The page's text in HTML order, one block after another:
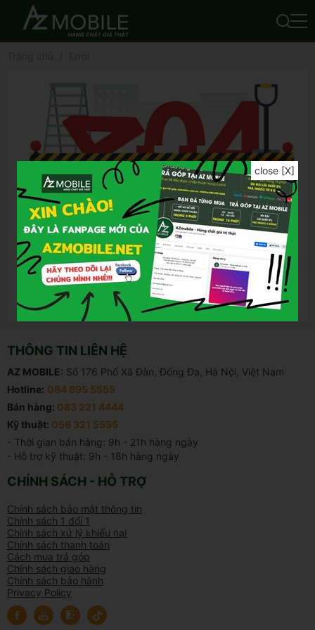
Để tìm được kết quả chính xác hơn, bạn vui
lòng:
Kiểm tra lỗi chính tả của từ khóa đã nhập
Thử lại bằng từ khóa khác
Thử lại bằng những từ khóa tổng quát hơn
Thử lại bằng những từ khóa ngắn gọn hơn
THÔNG TIN LIÊN HỆ
AZ MOBILE: Số 176 Phố Xã Đàn, Đống Đa, Hà Nội, Việt Nam
Hotline: 084 695 5555
Bán hàng: 083 221 4444
Kỹ thuật: 056 321 5555
- Thời gian bán hàng: 9h - 21h hàng ngày
- Hỗ trợ kỹ thuật: 9h - 18h hàng ngày
CHÍNH SÁCH - HỖ TRỢ
Chính sách bảo mật thông tin
Chính sách 1 đổi 1
Chính sách xử lý khiếu nại
Chính sách thanh toán
Cách mua trả góp
Chính sách giao hàng
Chính sách bảo hành
Privacy Policy
close [X]